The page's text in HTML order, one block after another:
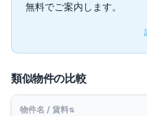
無料でご案内します。
類似物件の比較
物件名 / 賃料⇅